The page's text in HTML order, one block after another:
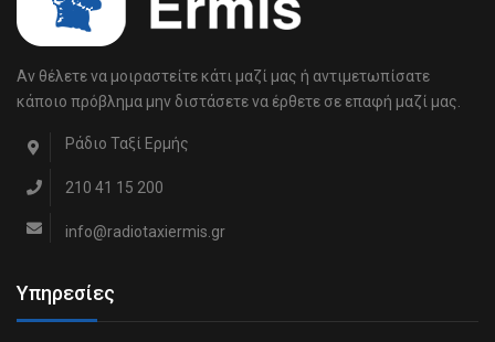
Αν θέλετε να μοιραστείτε κάτι μαζί μας ή αντιμετωπίσατε
κάποιο πρόβλημα μην διστάσετε να έρθετε σε επαφή μαζί μας.
Ράδιο Ταξί Ερμής
210 41 15 200
info@radiotaxiermis.gr
Υπηρεσίες